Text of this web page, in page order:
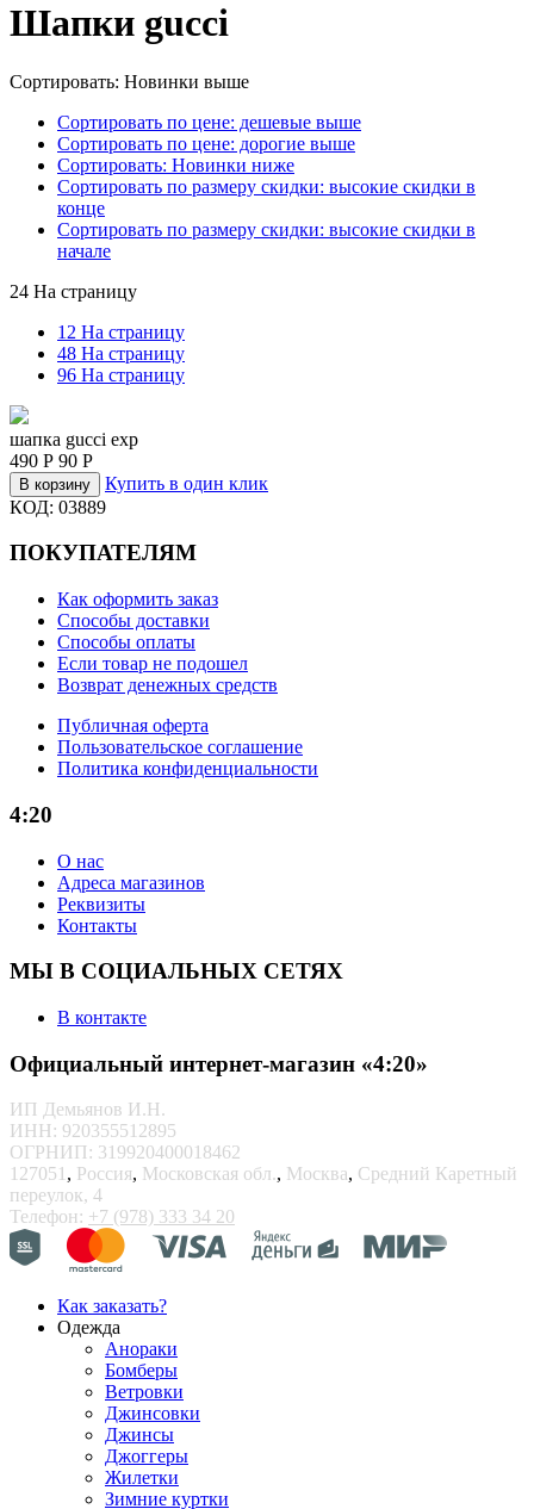
Шапки gucci
Сортировать: Новинки выше
Сортировать по цене: дешевые выше
Сортировать по цене: дорогие выше
Сортировать: Новинки ниже
Сортировать по размеру скидки: высокие скидки в
конце
Сортировать по размеру скидки: высокие скидки в
начале
24 На страницу
12 На страницу
48 На страницу
96 На страницу
шапка gucci exp
490 Р 90 Р
В корзину
Купить в один клик
КОД: 03889
ПОКУПАТЕЛЯМ
Как оформить заказ
Способы доставки
Способы оплаты
Если товар не подошел
Возврат денежных средств
Публичная оферта
Пользовательское соглашение
Политика конфиденциальности
4:20
О нас
Адреса магазинов
Реквизиты
Контакты
МЫ В СОЦИАЛЬНЫХ СЕТЯХ
В контакте
Официальный интернет-магазин «4:20»
ИП Демьянов И.Н.
ИНН: 920355512895
ОГРНИП: 319920400018462
127051 , Россия, Московская обл., Москва, Средний Каретный
переулок, 4
Телефон: +7 (978) 333 34 20
Как заказать?
Одежда
Анораки
Бомберы
Ветровки
Джинсовки
Джинсы
Джоггеры
Жилетки
Зимние куртки